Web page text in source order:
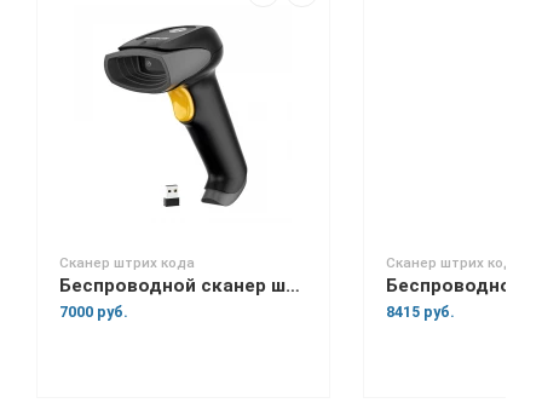
Сканер штрих кода
Беспроводной сканер штрих-кода Space Lite BT
7000 руб.
Сканер штрих кода
8415 руб.